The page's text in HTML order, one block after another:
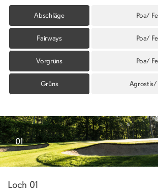
Abschläge Poa/
Fairways Poa/
Vorgrüns Poa/
Grüns Agrostis/
01
Loch 01